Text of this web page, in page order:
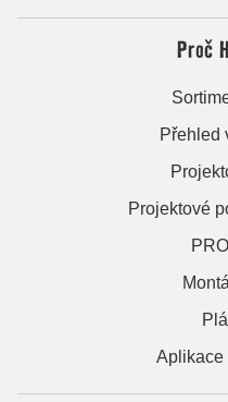
Proč
Přehled
Projektové
Aplikace